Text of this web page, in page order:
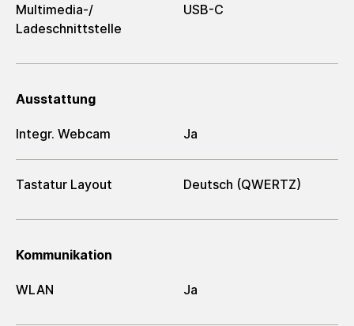
Multimedia-/​
Ladeschnittstelle
USB-C
Ausstattung
Integr. Webcam Ja
Tastatur Layout Deutsch (QWERTZ)
Kommunikation
WLAN Ja